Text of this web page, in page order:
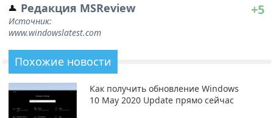
Редакция MSReview
Источник:
www.windowslatest.com
+5
Похожие новости
Как получить обновление Windows
10 May 2020 Update прямо сейчас